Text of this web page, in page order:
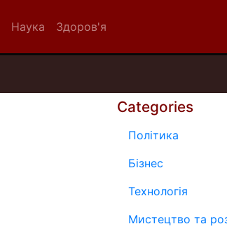
Наука Здоров'я
Categories
Політика
Бізнес
Технологія
Мистецтво та